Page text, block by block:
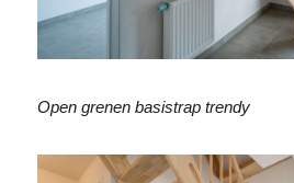
Open grenen basistrap trendy